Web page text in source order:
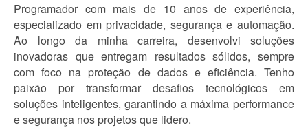
Programador com mais de 10 anos de experiência,
especializado em privacidade, segurança e automação.
Ao longo da minha carreira, desenvolvi soluções
inovadoras que entregam resultados sólidos, sempre
com foco na proteção de dados e eficiência. Tenho
paixão por transformar desafios tecnológicos em
soluções inteligentes, garantindo a máxima performance
e segurança nos projetos que lidero.